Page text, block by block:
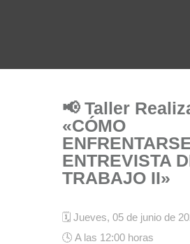
📢 Taller
«CÓMO
ENTREVISTA
TRABAJO II»
🗓 Jueves, 05 de junio de
🕓 A las 12:00 horas